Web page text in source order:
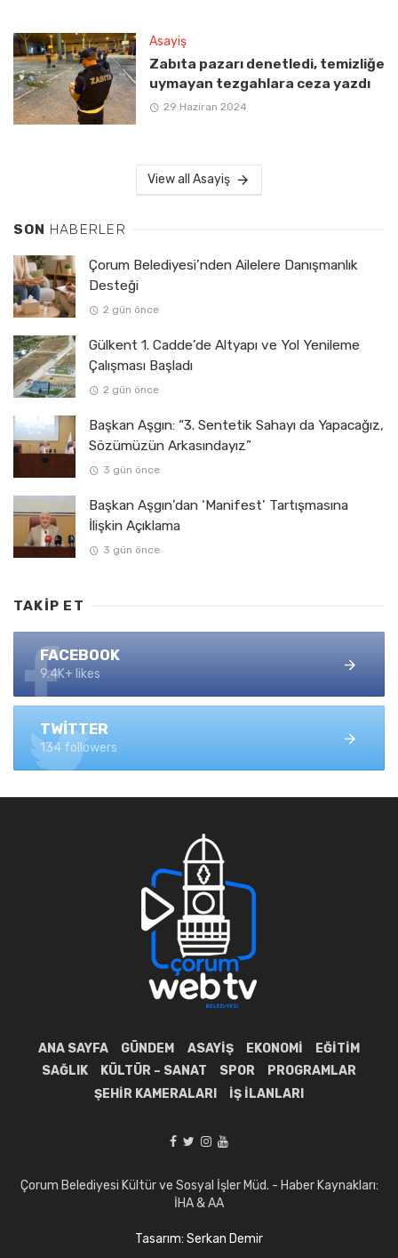
Asayiş
Zabıta pazarı denetledi, temizliğe
uymayan tezgahlara ceza yazdı
29 Haziran 2024
View all Asayiş
SON HABERLER
Çorum Belediyesi’nden Ailelere Danışmanlık
Desteği
2 gün önce
Gülkent 1. Cadde’de Altyapı ve Yol Yenileme
Çalışması Başladı
2 gün önce
Başkan Aşgın: “3. Sentetik Sahayı da Yapacağız,
Sözümüzün Arkasındayız”
3 gün önce
Başkan Aşgın’dan ‘Manifest’ Tartışmasına
İlişkin Açıklama
3 gün önce
TAKIP ET
FACEBOOK
9.4K+ likes
TWITTER
134 followers
ANA SAYFA GÜNDEM ASAYIŞ EKONOMI
EĞITIM
SAĞLIK
KÜLTÜR – SANAT SPOR
PROGRAMLAR
ŞEHIR KAMERALARI
İŞ İLANLARI
Çorum Belediyesi Kültür ve Sosyal İşler Müd. - Haber Kaynakları:
İHA & AA
Tasarım: Serkan Demir